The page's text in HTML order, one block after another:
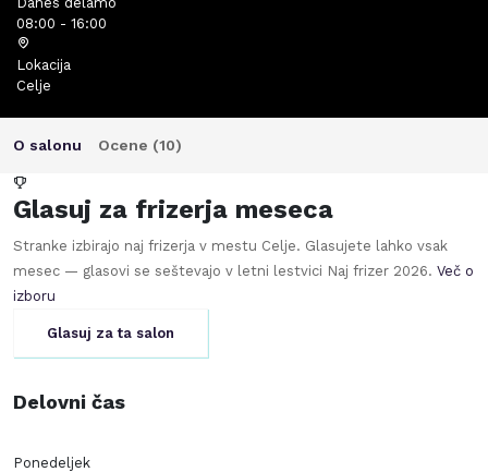
08:00 - 16:00
Lokacija
Celje
O salonu Ocene (10)
Glasuj za frizerja meseca
Stranke izbirajo naj frizerja v mestu Celje. Glasujete lahko vsak
mesec — glasovi se seštevajo v letni lestvici Naj frizer 2026. Več o
izboru
Glasuj za ta salon
Delovni čas
Ponedeljek